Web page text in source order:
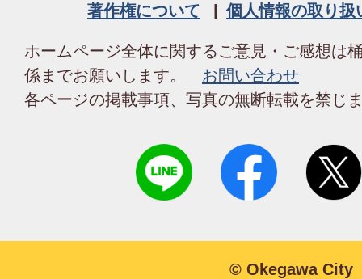
著作権について
個人情報の取り扱
ホームページ全体に関するご意見・ご感想は
係までお願いします。 お問い合わせ
各ページの掲載事項、写真の無断転載を禁じ
© Okegawa City